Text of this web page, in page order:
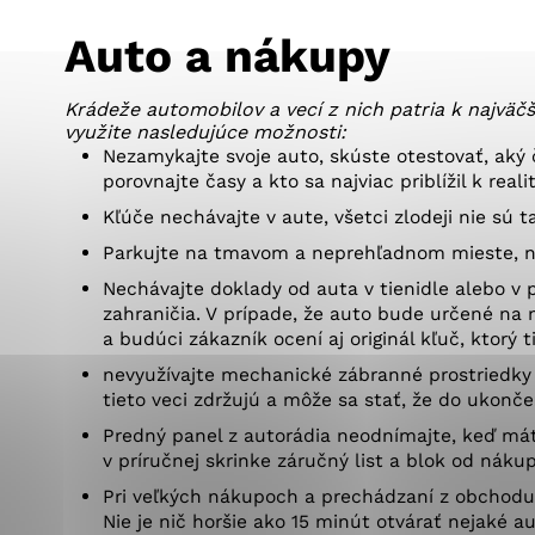
2021
Separovaný zber v meste
Auto a nákupy
Krádeže automobilov a vecí z nich patria k
využite nasledujúce možnosti:
Nezamykajte svoje auto, skúste otestovať,
porovnajte časy a kto sa najviac priblížil k
Kľúče nechávajte v aute, všetci zlodeji nie sú
Parkujte na tmavom a neprehľadnom mieste,
Nechávajte doklady od auta v tienidle alebo
zahraničia. V prípade, že auto bude určené
a budúci zákazník ocení aj originál kľuč, ktorý
nevyužívajte mechanické zábranné
tieto veci zdržujú a môže sa stať, že do
Predný panel z autorádia neodnímajte, keď
v príručnej skrinke záručný list a blok od
Pri veľkých nákupoch a prechádzaní z
Nie je nič horšie ako 15 minút otvárať nejaké
Technické cookies
Technické súbory cookie
tým, že umožňujú
stránky. Bez týchto
Analytické cookies
aby mohol stránky
možné ich spojiť s